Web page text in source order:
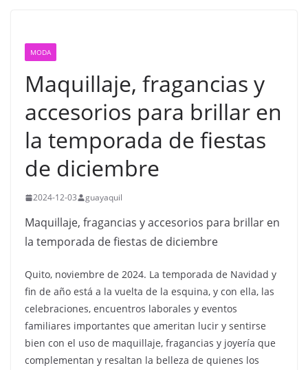
MODA
Maquillaje, fragancias y
accesorios para brillar en
la temporada de fiestas
de diciembre
2024-12-03 guayaquil
Maquillaje, fragancias y accesorios para brillar en
la temporada de fiestas de diciembre
Quito, noviembre de 2024. La temporada de Navidad y
fin de año está a la vuelta de la esquina, y con ella, las
celebraciones, encuentros laborales y eventos
familiares importantes que ameritan lucir y sentirse
bien con el uso de maquillaje, fragancias y joyería que
complementan y resaltan la belleza de quienes los